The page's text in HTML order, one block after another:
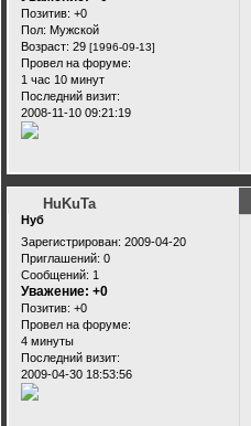
Позитив: +0
Пол: Мужской
Возраст: 29 [1996-09-13]
Провел на форуме:
1 час 10 минут
Последний визит:
2008-11-10 09:21:19
HuKuTa
Нуб
Зарегистрирован: 2009-04-20
Приглашений: 0
Сообщений: 1
Уважение: +0
Позитив: +0
Провел на форуме:
4 минуты
Последний визит:
2009-04-30 18:53:56